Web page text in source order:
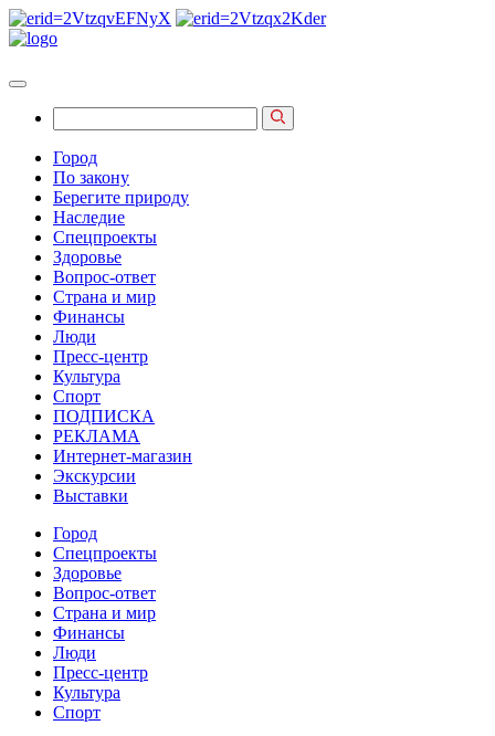
Город
По закону
Берегите природу
Наследие
Спецпроекты
Здоровье
Вопрос-ответ
Страна и мир
Финансы
Люди
Пресс-центр
Культура
Спорт
ПОДПИСКА
РЕКЛАМА
Интернет-магазин
Экскурсии
Выставки
Город
Спецпроекты
Здоровье
Вопрос-ответ
Страна и мир
Финансы
Люди
Пресс-центр
Культура
Спорт